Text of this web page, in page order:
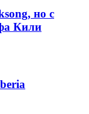
но с
Кили